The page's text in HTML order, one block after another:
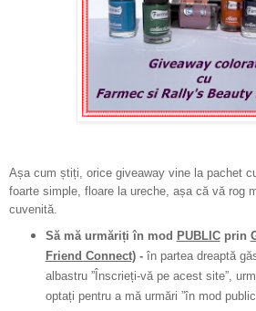
Așa cum știți, orice giveaway vine la pachet
foarte simple, floare la ureche, așa că vă rog
cuvenită.
Să mă urmăriți în mod PUBLICprin
Friend Connect)-în partea dreaptă
albastru ”Înscrieți-vă pe acest site”,
optați pentru a mă urmări ”în mod